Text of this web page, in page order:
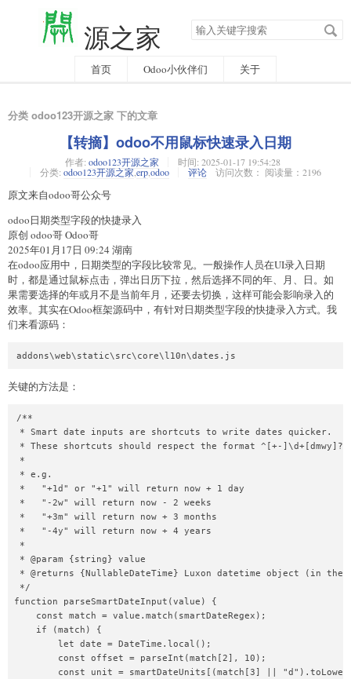
源之家 搜
索
字
首页 Odoo小伙伴们 关于
分类 odoo123开源之家 下的文章
【转摘】odoo不用鼠标快速录入日期
作者: odoo123开源之家 时间: 2025-01-17 19:54:28
分类: odoo123开源之家 erpodoo 评论 访问次数： 阅读量：2196
原文来自odoo哥公众号
odoo日期类型字段的快捷录入
原创 odoo哥 Odoo哥
2025年01月17日 09:24 湖南
在odoo应用中，日期类型的字段比较常见。一般操作人员在UI录入日期
时，都是通过鼠标点击，弹出日历下拉，然后选择不同的年、月、日。如
果需要选择的年或月不是当前年月，还要去切换，这样可能会影响录入的
效率。其实在Odoo框架源码中，有针对日期类型字段的快捷录入方式。我
们来看源码：
关键的方法是：
/**
* Smart date inputs are shortcuts to write dates quicker.
* These shortcuts should respect the format ^[+-]\d+[dmwy]?$
*
* e.g.
*   "+1d" or "+1" will return now + 1 day
*   "-2w" will return now - 2 weeks
*   "+3m" will return now + 3 months
*   "-4y" will return now + 4 years
*
* @param {string} value
* @returns {NullableDateTime} Luxon datetime object (in
*/
function parseSmartDateInput(value) {
    const match = value.match(smartDateRegex);
    if (match) {
        let date = DateTime.local();
        const offset = parseInt(match[2], 10);
const unit = smartDateUnits[(match[3] ||